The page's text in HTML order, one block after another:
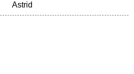
Astrid